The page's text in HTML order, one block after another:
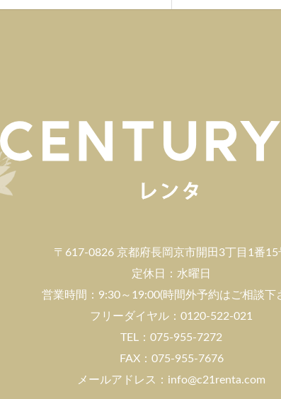
〒617-0826 京都府長岡京市開田3丁目1番15
定休日：水曜日
営業時間：9:30～19:00(時間外予約はご相談下
フリーダイヤル：0120-522-021
TEL：075-955-7272
FAX：075-955-7676
メールアドレス：info@c21renta.com